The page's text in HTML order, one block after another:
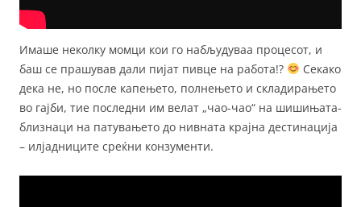
Имаше неколку момци кои го набљудуваа процесот, и
баш се прашував дали пијат пивце на работа!?
Секако
дека не, но после капењето, полнењето и складирањето
во гајби, тие последни им велат „чао-чао“ на шишињата-
близнаци на патувањето до нивната крајна дестинација
– илјадниците среќни конзументи.